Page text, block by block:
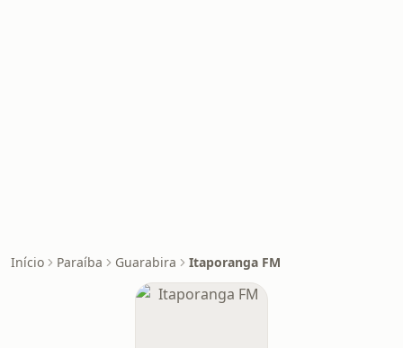
Início Paraíba Guarabira Itaporanga FM